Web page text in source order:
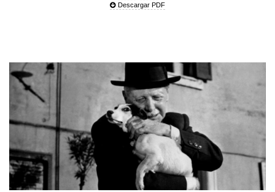
Descargar PDF